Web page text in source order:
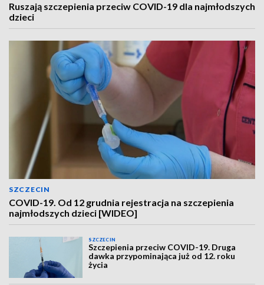
Ruszają szczepienia przeciw COVID-19 dla najmłodszych
dzieci
SZCZECIN
COVID-19. Od 12 grudnia rejestracja na szczepienia
najmłodszych dzieci [WIDEO]
SZCZECIN
Szczepienia przeciw COVID-19. Druga
dawka przypominająca już od 12. roku
życia